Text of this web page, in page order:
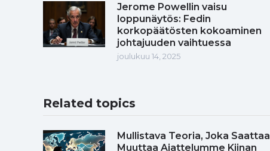
Jerome Powellin vaisu
loppunäytös: Fedin
korkopäätösten kokoaminen
johtajuuden vaihtuessa
joulukuu 14, 2025
Related topics
Mullistava Teoria, Joka Saattaa
Muuttaa Ajattelumme Kiinan